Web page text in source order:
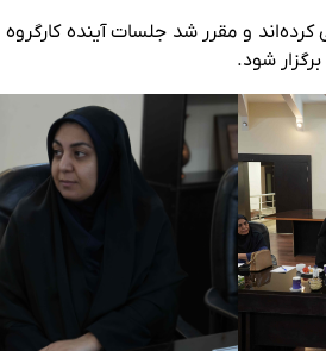
را معرفی کرده‌اند و مقرر شد جلسات آینده
شود.